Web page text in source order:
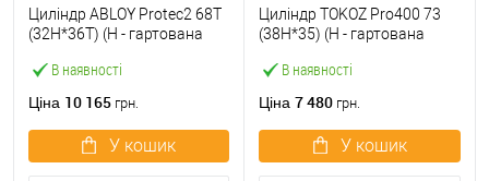
В наявності
Циліндр ABLOY Protec2 68T
(32H*36T) (H - гартована
Ціна 10 165 грн.
У кошик
В наявності
Циліндр TOKOZ Pro400 73
(38H*35) (H - гартована
Ціна 7 480 грн.
У кошик